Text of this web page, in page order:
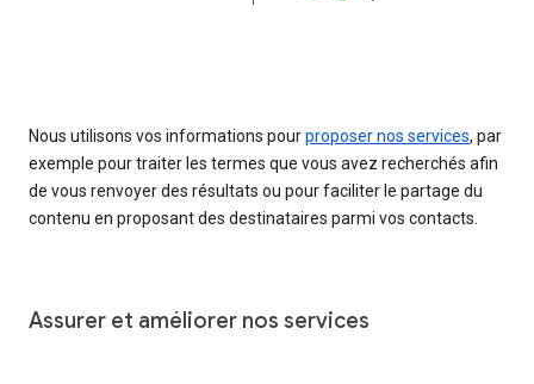
Nous utilisons vos informations pourproposer nos services, par
exemple pour traiter les termes que vous avez recherchés afin
de vous renvoyer des résultats ou pour faciliter le partage du
contenu en proposant des destinataires parmi vos contacts.
Assurer et améliorer nos services